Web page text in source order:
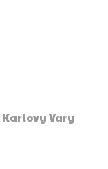
Karlovy Vary